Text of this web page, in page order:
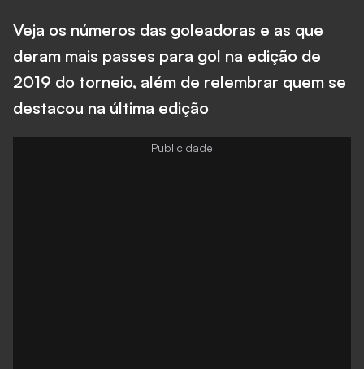
Veja os números das goleadoras e as que
deram mais passes para gol na edição de
2019 do torneio, além de relembrar quem se
destacou na última edição